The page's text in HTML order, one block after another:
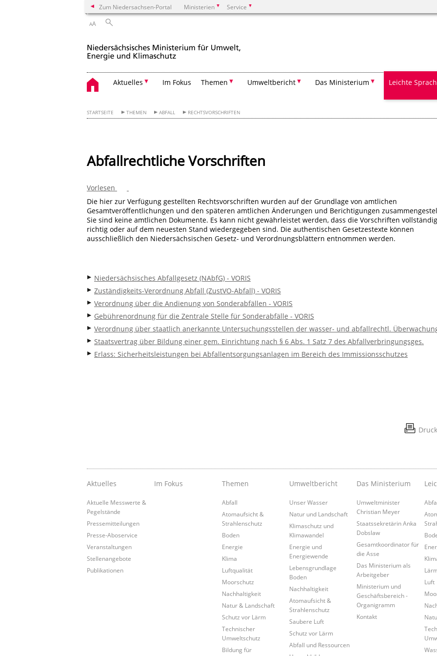
Zum Niedersachsen-Portal Ministerien Service
AA
Aktuelles Im Fokus Themen Umweltbericht Das Ministerium Leichte
STARTSEITE THEMEN ABFALL RECHTSVORSCHRIFTEN
Abfallrechtliche Vorschriften
Vorlesen
Die hier zur Verfügung gestellten Rechtsvorschriften wurden auf der Grundlage von amtlichen
Gesamtveröffentlichungen und den späteren amtlichen Änderungen und Berichtigungen
Sie sind keine amtlichen Dokumente. Es kann nicht gewährleistet werden, dass die Vorschriften
richtig oder auf dem neuesten Stand wiedergegeben sind. Die authentischen Gesetzestexte können
ausschließlich den Niedersächsischen Gesetz- und Verordnungsblättern entnommen werden.
Niedersächsisches Abfallgesetz (NAbfG) - VORIS
Zuständigkeits-Verordnung Abfall (ZustVO-Abfall) - VORIS
Verordnung über die Andienung von Sonderabfällen - VORIS
Gebührenordnung für die Zentrale Stelle für Sonderabfälle - VORIS
Verordnung über staatlich anerkannte Untersuchungsstellen der wasser- und abfallrechtl.
Staatsvertrag über Bildung einer gem. Einrichtung nach § 6 Abs. 1 Satz 7 des Abfallverbringungsges.
Erlass: Sicherheitsleistungen bei Abfallentsorgungsanlagen im Bereich des Immissionsschutzes
Aktuelles
Aktuelle Messwerte &
Pegelstände
Pressemitteilungen
Presse-Aboservice
Veranstaltungen
Stellenangebote
Publikationen
Im Fokus Themen
Abfall
Atomaufsicht &
Strahlenschutz
Boden
Energie
Klima
Luftqualität
Moorschutz
Nachhaltigkeit
Natur & Landschaft
Schutz vor Lärm
Technischer
Umweltschutz
Bildung für
Umweltbericht
Unser Wasser
Natur und Landschaft
Klimaschutz und
Klimawandel
Energie und
Energiewende
Lebensgrundlage
Boden
Nachhaltigkeit
Atomaufsicht &
Strahlenschutz
Saubere Luft
Schutz vor Lärm
Abfall und Ressourcen
Das Ministerium
Umweltminister
Christian Meyer
Staatssekretärin Anka
Dobslaw
Gesamtkoordinator für
die Asse
Das Ministerium als
Arbeitgeber
Ministerium und
Geschäftsbereich -
Organigramm
Kontakt
Luft